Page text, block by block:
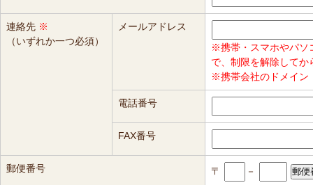
連絡先 ※
（いずれか一つ必須）
メールアドレス
※携帯・スマホやパソ
で、制限を解除して
※携帯会社のドメイン
電話番号
FAX番号
郵便番号 〒 －